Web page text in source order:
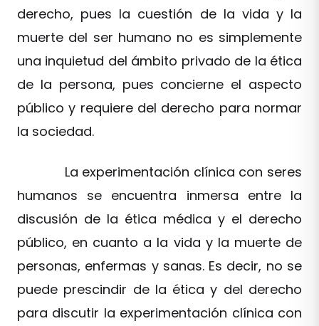
derecho, pues la cuestión de la vida y la
muerte del ser humano no es simplemente
una inquietud del ámbito privado de la ética
de la persona, pues concierne el aspecto
público y requiere del derecho para normar
la sociedad.
La experimentación clínica con seres
humanos se encuentra inmersa entre la
discusión de la ética médica y el derecho
público, en cuanto a la vida y la muerte de
personas, enfermas y sanas. Es decir, no se
puede prescindir de la ética y del derecho
para discutir la experimentación clínica con